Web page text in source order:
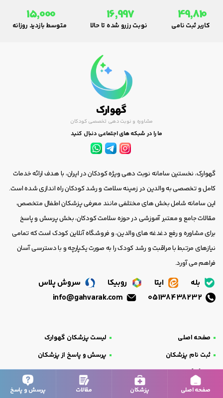
صفحه اصلی پزشکان مقالات پرسش و پاسخ
49,810
کاربر ثبت نامی
16,997
نوبت رزرو شده تا حالا
15,000
متوسط بازدید روزانه
گهوارک
مشاوره و نوبت دهی تخصصی کودکان
ما را در شبکه های اجتماعی دنبال کنید
گهوارک، نخستین سامانه نوبت دهی ویژه کودکان در ایران، با هدف ارائه خدمات
کامل و تخصصی به والدین در زمینه سلامت و رشد کودکان راه اندازی شده است.
این سامانه شامل بخش های مختلفی مانند معرفی پزشکان اطفال متخصص،
مقالات جامع و معتبر آموزشی در حوزه سلامت کودکان، بخش پرسش و پاسخ
برای مشاوره و رفع دغدغه های والدین، و فروشگاه آنلاین کودک است که تمامی
نیازهای مرتبط با مراقبت و رشد کودک را به صورت یکپارچه و با دسترسی آسان
فراهم می آورد.
بله ایتا روبیکا
سروش پلاس
صفحه اصلی
لیست پزشکان گهوارک
ثبت نام پزشکان
پرسش و پاسخ از پزشکان
وبلاگ گهوارک
قوانین و مقررات
گزارش تخلف
تماس با گهوارک